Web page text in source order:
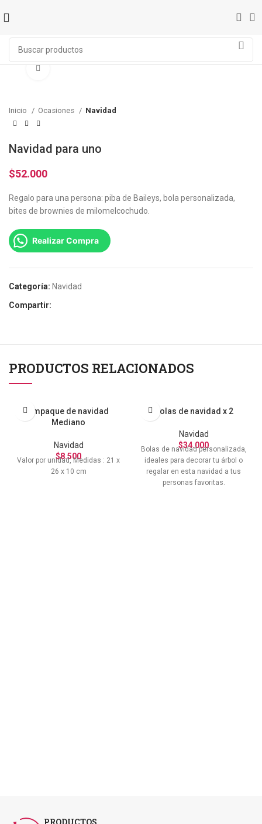
Inicio Ocasiones Navidad
Navidad para uno
$52.000
Regalo para una persona: piba de Baileys, bola personalizada,
bites de brownies de milomelcochudo.
Realizar Compra
Categoría: Navidad
Compartir:
PRODUCTOS RELACIONADOS
Empaque de navidad
Mediano
Navidad
$8.500
Valor por unidad, Medidas : 21 x
26 x 10 cm
Bolas de navidad x 2
Navidad
$34.000
Bolas de navidad personalizada,
ideales para decorar tu árbol o
regalar en esta navidad a tus
personas favoritas.
PRODUCTOS